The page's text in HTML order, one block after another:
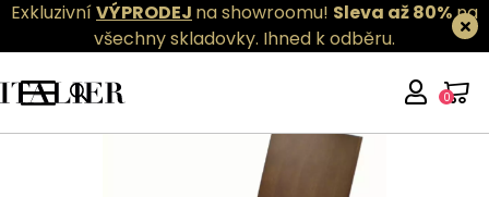
ExkluzivníVÝPRODEJ na showroomu! Sleva až 80%na
všechny skladovky. Ihned k odběru.
0